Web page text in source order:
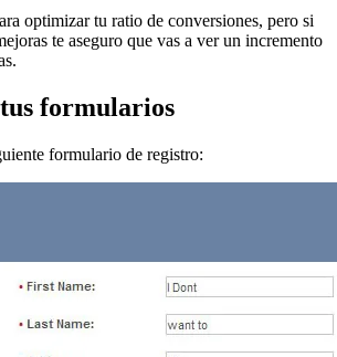
optimizar tu ratio de conversiones, pero si
te aseguro que vas a ver un incremento
formularios
formulario de registro: